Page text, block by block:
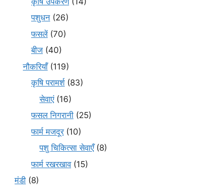
पशुधन (26)
फसलें(70)
बीज (40)
नौकरियाँ(119)
कृषि परामर्श(83)
सेवाएं(16)
फसल निगरानी (25)
फार्म मजदूर(10)
पशु चिकित्सा सेवाएँ(8)
फार्म रखरखाव(15)
मंडी (8)